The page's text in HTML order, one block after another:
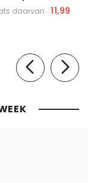
daarvan 11,99